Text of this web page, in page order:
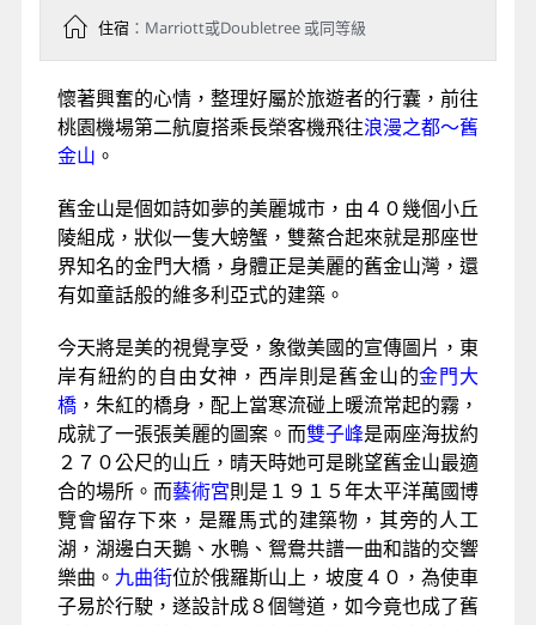
第1天 第2天 第3天
Day 1
台北／舊金山—市區觀光（金門
大橋、雙子丘、藝術宮、九曲
街、漁人碼頭搭乘遊船遊覽金門
灣）
早餐：
午餐：SWISS西式螃蟹餐
晚餐：中式七菜一湯
住宿：Marriott或Doubletree 或同等級